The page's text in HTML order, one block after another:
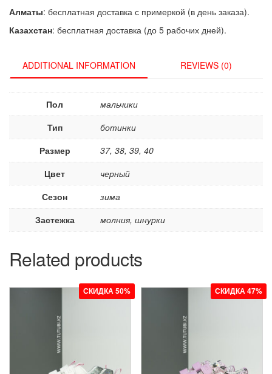
Алматы: бесплатная доставка с примеркой (в день заказа).
Казахстан: бесплатная доставка (до 5 рабочих дней).
ADDITIONAL INFORMATION REVIEWS (0)
Пол
мальчики
Тип
ботинки
Размер
37, 38, 39, 40
Цвет
черный
Сезон
зима
Застежка
молния, шнурки
Related products
СКИДКА 50% СКИДКА 47%